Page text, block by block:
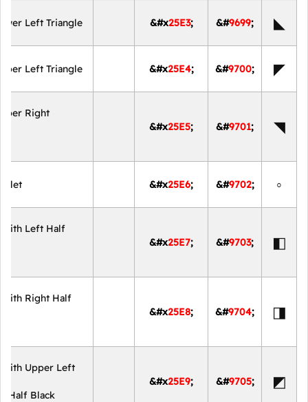
◣
&#9699;
&#x25E3;
Left Triangle
◤
&#9700;
&#x25E4;
Left Triangle
◥
&#9701;
&#x25E5;
Right
◦
&#9702;
&#x25E6;
◧
&#9703;
&#x25E7;
Left Half
◨
&#9704;
&#x25E8;
Right Half
◩
&#9705;
&#x25E9;
Upper Left
Half Black